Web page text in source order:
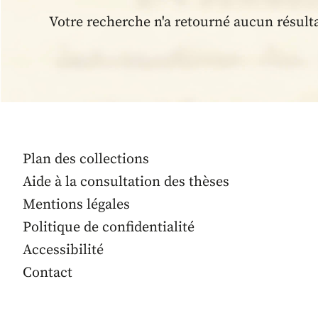
Votre recherche n'a retourné aucun
Plan des collections
Aide à la consultation des thèses
Mentions légales
Politique de confidentialité
Accessibilité
Contact